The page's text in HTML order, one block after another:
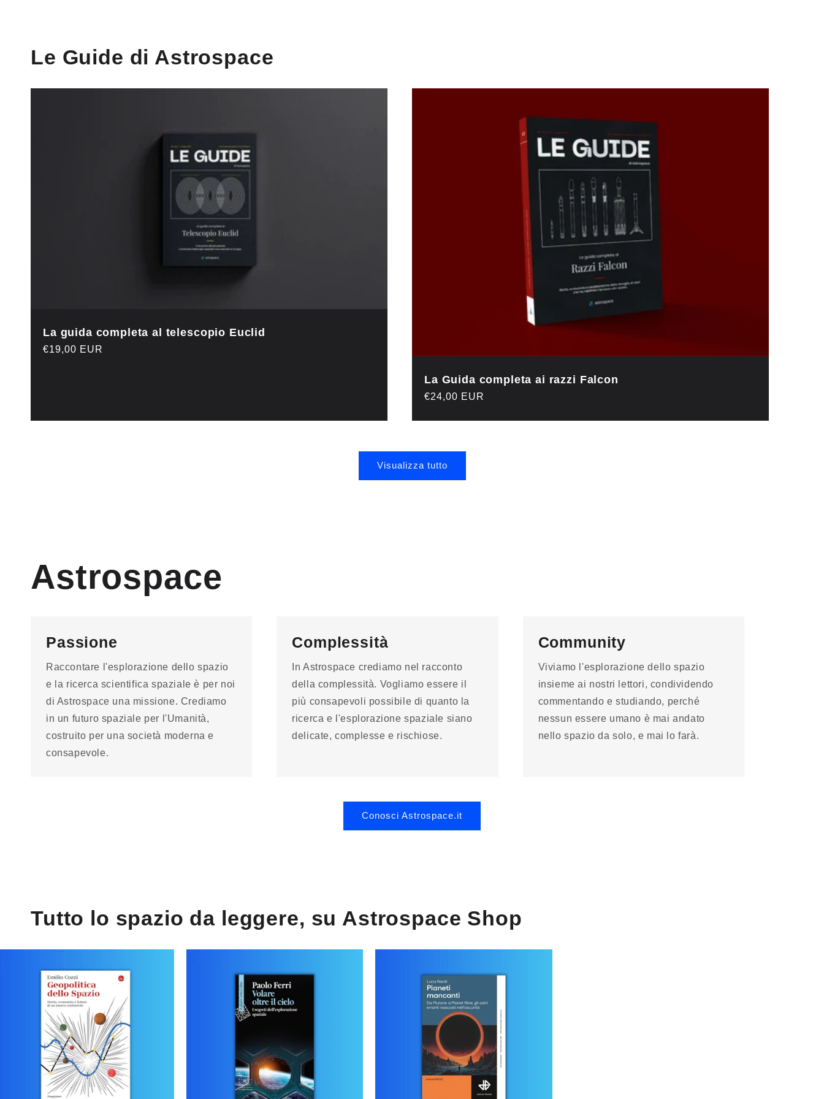
Le Guide di Astrospace
La guida completa al telescopio Euclid
Prezzo
€19,00 EUR
La Guida completa ai razzi Falcon
Prezzo
€24,00 EUR
Visualizza tutto
Astrospace
Passione
Raccontare l'esplorazione dello spazio
e la ricerca scientifica spaziale è per noi
di Astrospace una missione. Crediamo
in un futuro spaziale per l'Umanità,
costruito per una società moderna e
consapevole.
Complessità
In Astrospace crediamo nel racconto
della complessità. Vogliamo essere il
più consapevoli possibile di quanto la
ricerca e l'esplorazione spaziale siano
delicate, complesse e rischiose.
Community
Viviamo l'esplorazione dello spazio
insieme ai nostri lettori, condividendo
commentando e studiando, perché
nessun essere umano è mai andato
nello spazio da solo, e mai lo farà.
Conosci Astrospace.it
Tutto lo spazio da leggere, su Astrospace Shop